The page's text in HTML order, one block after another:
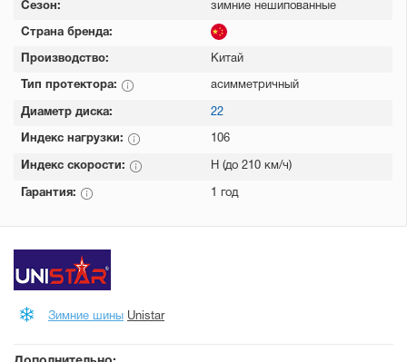
Сезон: зимние нешипованные
Страна бренда:
Производство: Китай
Тип протектора: асимметричный
Диаметр диска: 22
Индекс нагрузки: 106
Индекс скорости: H (до 210 км/ч)
Гарантия: 1 год
Зимние шины Unistar